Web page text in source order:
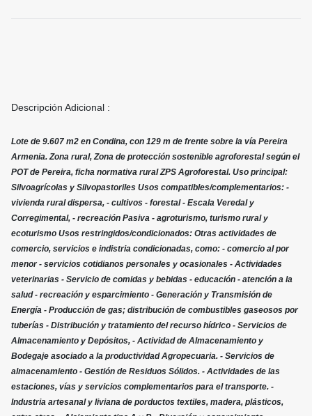
Descripción Adicional :
Lote de 9.607 m2 en Condina, con 129 m de frente sobre la vía Pereira
Armenia. Zona rural, Zona de protección sostenible agroforestal según el
POT de Pereira, ficha normativa rural ZPS Agroforestal. Uso principal:
Silvoagrícolas y Silvopastoriles Usos compatibles/complementarios: -
vivienda rural dispersa, - cultivos - forestal - Escala Veredal y
Corregimental, - recreación Pasiva - agroturismo, turismo rural y
ecoturismo Usos restringidos/condicionados: Otras actividades de
comercio, servicios e indistria condicionadas, como: - comercio al por
menor - servicios cotidianos personales y ocasionales - Actividades
veterinarias - Servicio de comidas y bebidas - educación - atención a la
salud - recreación y esparcimiento - Generación y Transmisión de
Energía - Producción de gas; distribución de combustibles gaseosos por
tuberías - Distribución y tratamiento del recurso hídrico - Servicios de
Almacenamiento y Depósitos, - Actividad de Almacenamiento y
Bodegaje asociado a la productividad Agropecuaria. - Servicios de
almacenamiento - Gestión de Residuos Sólidos. - Actividades de las
estaciones, vías y servicios complementarios para el transporte. -
Industria artesanal y liviana de porductos textiles, madera, plásticos,